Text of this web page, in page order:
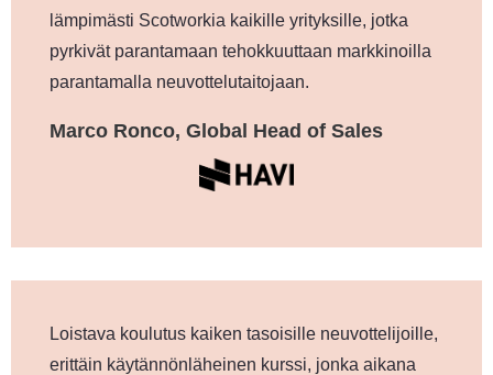
lämpimästi Scotworkia kaikille yrityksille, jotka
pyrkivät parantamaan tehokkuuttaan markkinoilla
parantamalla neuvottelutaitojaan.
Marco Ronco, Global Head of Sales
Loistava koulutus kaiken tasoisille neuvottelijoille,
erittäin käytännönläheinen kurssi, jonka aikana